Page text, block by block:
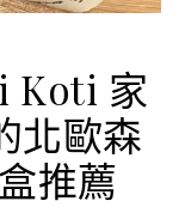
Koti 家
北歐森
推薦